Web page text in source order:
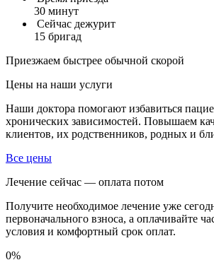
30 минут
Сейчас дежурит
15 бригад
Приезжаем быстрее обычной скорой
Цены на наши услуги
Наши доктора помогают избавиться
хронических зависимостей. Повышаем
клиентов, их родственников, родных и
Все цены
Лечение сейчас — оплата потом
Получите необходимое лечение уже
первоначального взноса, а оплачивайте
условия и комфортный срок оплат.
0%